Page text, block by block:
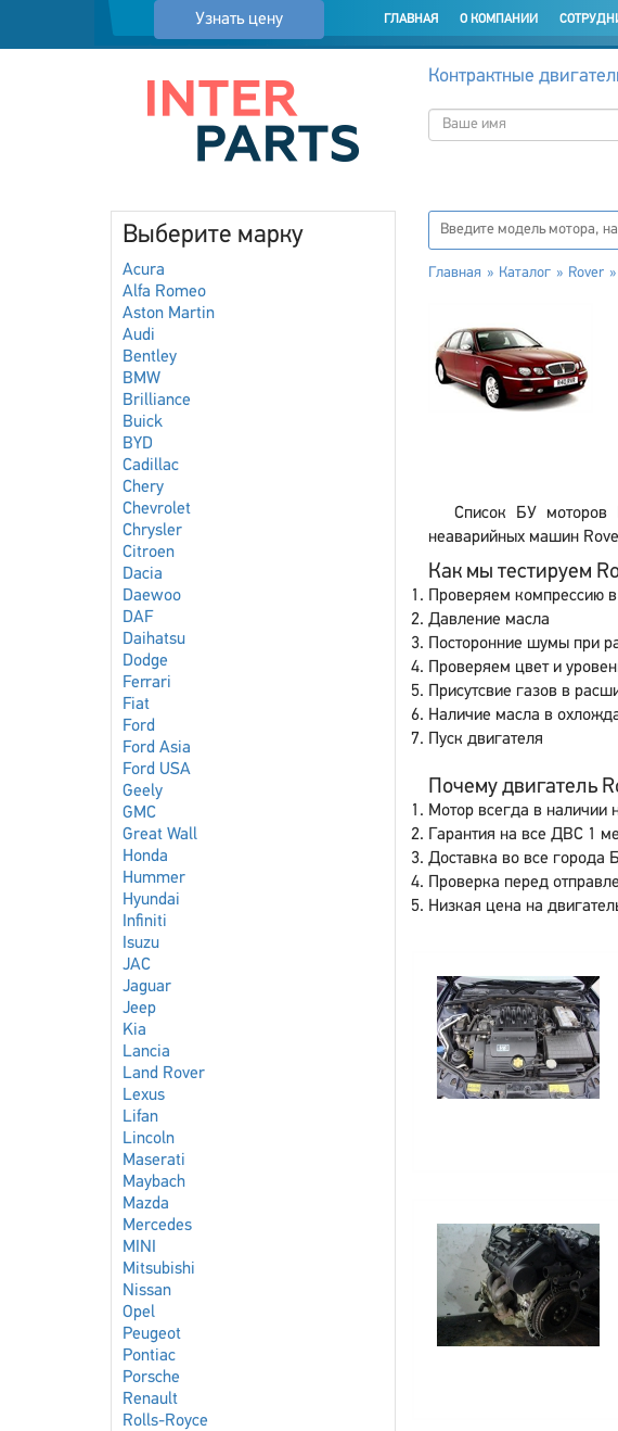
Узнать цену ГЛАВНАЯ О КОМПАНИИ
Контрактные
Выберите марку
Acura
Alfa Romeo
Aston Martin
Audi
Bentley
BMW
Brilliance
Buick
BYD
Cadillac
Chery
Chevrolet
Chrysler
Citroen
Dacia
Daewoo
DAF
Daihatsu
Dodge
Ferrari
Fiat
Ford
Ford Asia
Ford USA
Geely
GMC
Great Wall
Honda
Hummer
Hyundai
Infiniti
Isuzu
JAC
Jaguar
Jeep
Kia
Lancia
Land Rover
Lexus
Lifan
Lincoln
Maserati
Maybach
Mazda
Mercedes
MINI
Mitsubishi
Nissan
Opel
Peugeot
Pontiac
Porsche
Renault
Rolls-Royce
Главная Каталог Rover
Список БУ моторов
неаварийных машин
Как мы тестируем
Проверяем компрессию
Давление масла
Посторонние шумы при
Проверяем цвет и
Присутсвие газов в
Наличие масла в
Пуск двигателя
Почему двигатель
Мотор всегда в наличии
Гарантия на все ДВС 1
Доставка во все города
Проверка перед
Низкая цена на